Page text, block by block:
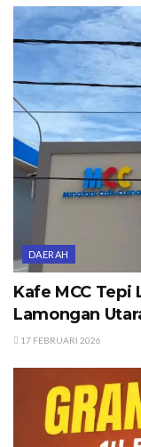
DAERAH
Kafe MCC
Lamongan
17 FEBRUARI 2026